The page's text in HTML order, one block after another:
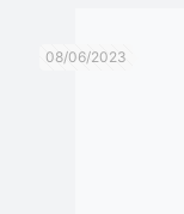
08/06/2023